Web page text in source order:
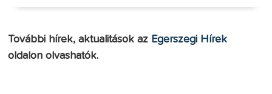
További hírek, aktualitások az Egerszegi Hírek
oldalon olvashatók.